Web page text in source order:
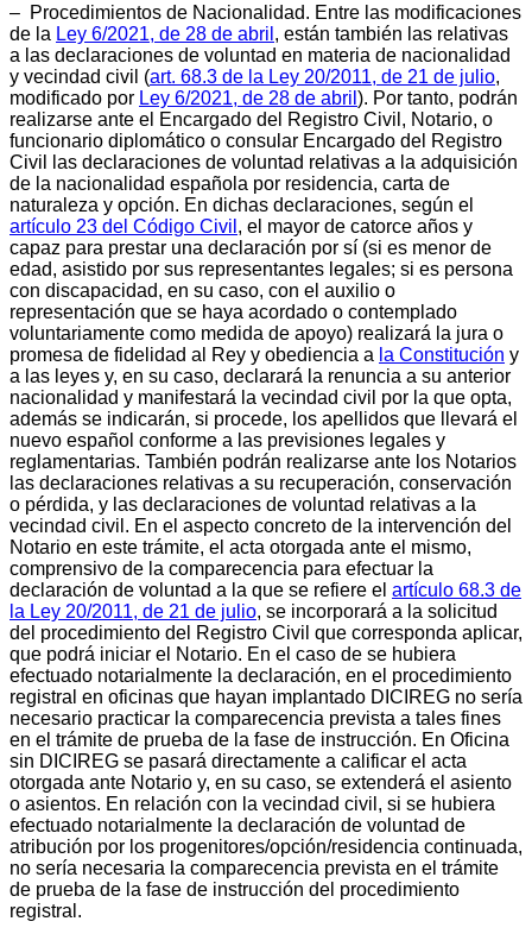
– Procedimientos de Nacionalidad. Entre las modificaciones
de la Ley 6/2021, de 28 de abril , están también las relativas
a las declaraciones de voluntad en materia de nacionalidad
y vecindad civil (art. 68.3 de la Ley 20/2011, de 21 de julio,
modificado por Ley 6/2021, de 28 de abril ). Por tanto, podrán
realizarse ante el Encargado del Registro Civil, Notario, o
funcionario diplomático o consular Encargado del Registro
Civil las declaraciones de voluntad relativas a la adquisición
de la nacionalidad española por residencia, carta de
naturaleza y opción. En dichas declaraciones, según el
artículo 23 del Código Civil , el mayor de catorce años y
capaz para prestar una declaración por sí (si es menor de
edad, asistido por sus representantes legales; si es persona
con discapacidad, en su caso, con el auxilio o
representación que se haya acordado o contemplado
voluntariamente como medida de apoyo) realizará la jura o
promesa de fidelidad al Rey y obediencia a la Constitución y
a las leyes y, en su caso, declarará la renuncia a su anterior
nacionalidad y manifestará la vecindad civil por la que opta,
además se indicarán, si procede, los apellidos que llevará el
nuevo español conforme a las previsiones legales y
reglamentarias. También podrán realizarse ante los Notarios
las declaraciones relativas a su recuperación, conservación
o pérdida, y las declaraciones de voluntad relativas a la
vecindad civil. En el aspecto concreto de la intervención del
Notario en este trámite, el acta otorgada ante el mismo,
comprensivo de la comparecencia para efectuar la
declaración de voluntad a la que se refiere el artículo 68.3 de
la Ley 20/2011, de 21 de julio, se incorporará a la solicitud
del procedimiento del Registro Civil que corresponda aplicar,
que podrá iniciar el Notario. En el caso de se hubiera
efectuado notarialmente la declaración, en el procedimiento
registral en oficinas que hayan implantado DICIREG no sería
necesario practicar la comparecencia prevista a tales fines
en el trámite de prueba de la fase de instrucción. En Oficina
sin DICIREG se pasará directamente a calificar el acta
otorgada ante Notario y, en su caso, se extenderá el asiento
o asientos. En relación con la vecindad civil, si se hubiera
efectuado notarialmente la declaración de voluntad de
atribución por los progenitores/opción/residencia continuada,
no sería necesaria la comparecencia prevista en el trámite
de prueba de la fase de instrucción del procedimiento
registral.